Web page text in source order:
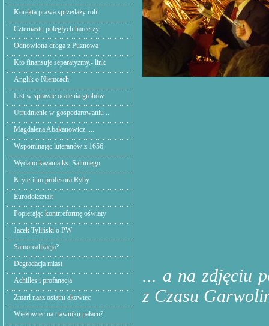
Korekta prawa sprzedaży roli
Czternastu poległych harcerzy
Odnowiona droga z Puznowa
Kto finansuje separatyzmy.- link
Anglik o Niemcach
List w sprawie ocalenia grobów
Utrudnienie w gospodarowaniu ...
Magdalena Abakanowicz ....
Wspominając luteranów z 1656.
Wydano kazania ks. Saltiniego
Kryterium profesora Ryby
Eurodokształt
Popierając kontrreformę oświaty
Jacek Tyliński o PW
Samorealizacja?
Degradacja miast
Achilles i profanacja
Zmarł nasz ostatni akowiec
Wieżowiec na trawniku pałacu?
... a na zdjęciu
z Czasu